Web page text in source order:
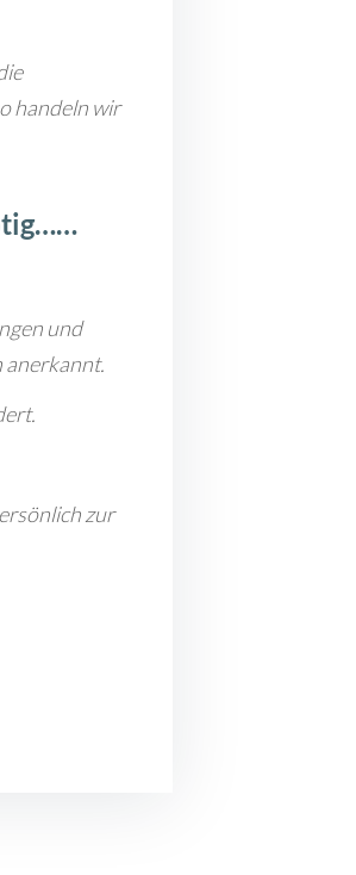
handeln wir
und
anerkannt.
zur